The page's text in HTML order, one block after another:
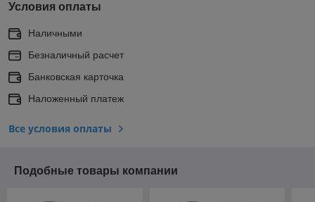
Условия оплаты
Наличными
Безналичный расчет
Банковская карточка
Наложенный платеж
Все условия оплаты
Подобные товары компании